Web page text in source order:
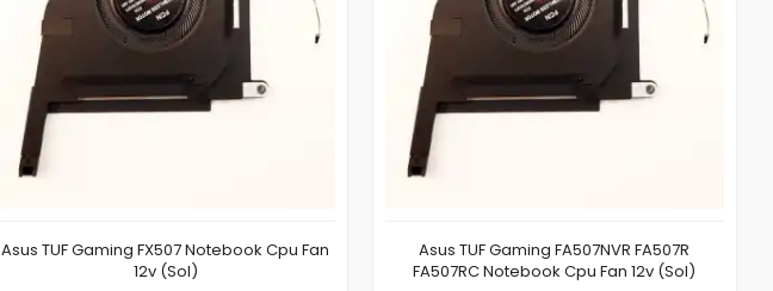
Asus TUF Gaming FX507 Notebook Cpu Fan
12v (Sol)
Asus TUF Gaming FA507NVR FA507R
FA507RC Notebook Cpu Fan 12v (Sol)